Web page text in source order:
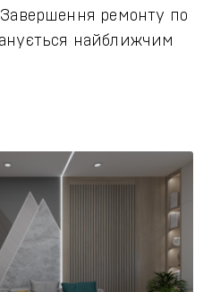
ремонту по
найближчим